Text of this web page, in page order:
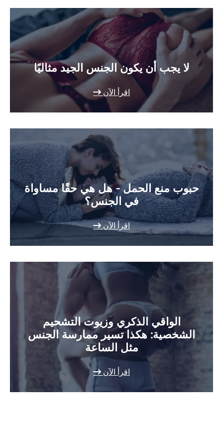
لا يجب أن يكون الجنس الجيد مثاليًا
اقرأ الآن
حبوب منع الحمل - هل هي حقًا مساواة
في الجنس؟
اقرأ الآن
الواقي الذكري وزيوت التشحيم
الشخصية: هكذا تسير ممارسة الجنس
مثل الساعة
اقرأ الآن